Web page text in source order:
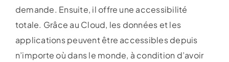
demande. Ensuite, il offre une accessibilité
totale. Grâce au Cloud, les données et les
applications peuvent être accessibles depuis
n’importe où dans le monde, à condition d’avoir